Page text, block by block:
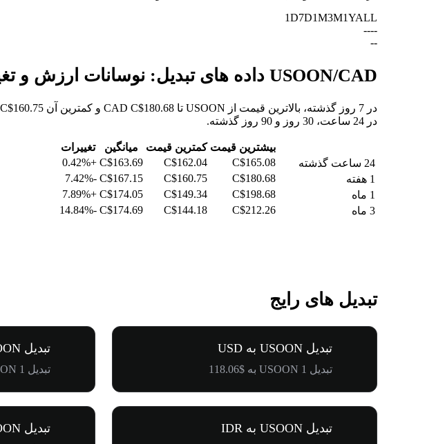
1D7D1M3M1YALL
--
--
--
USOON/CAD داده های تبدیل: نوسانات ارزش و تغییرات قیمت از USOON به CAD
در 24 ساعت، 30 روز و 90 روز گذشته.
بیشترین قیمت کمترین قیمت میانگین
تغییرات
24 ساعت گذشته
C$165.08
C$162.04
C$163.69
+0.42%
1 هفته
C$180.68
C$160.75
C$167.15
-7.42%
1 ماه
C$198.68
C$149.34
C$174.05
+7.89%
3 ماه
C$212.26
C$144.18
C$174.69
-14.84%
تبدیل های رایج
تبدیل USOON به USD
تبدیل 1 USOON به $118.06
تبدیل USOON به PHP
تبدیل 1 USOON به ₱7.17K
تبدیل USOON به IDR تبدیل USOON به EUR